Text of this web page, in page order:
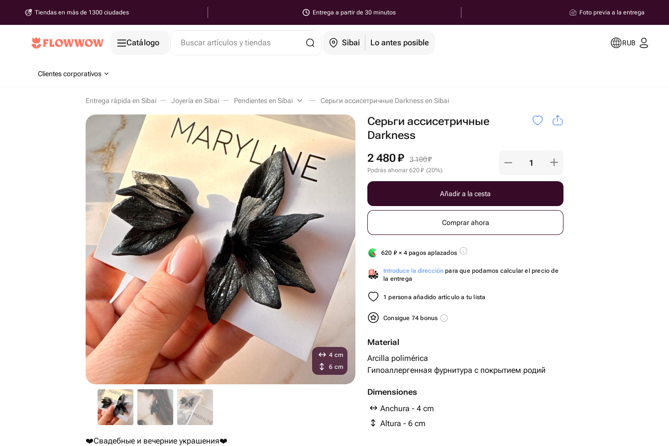
Tiendas en más de 1300 ciudades Entrega a partir de 30 minutos Foto previa a la entrega
Catálogo Buscar artículos y tiendas Sibai Lo antes posible RUB
Clientes corporativos
Entrega rápida en Sibai Joyería en Sibai Pendientes en Sibai Серьги ассисетричные Darkness en Sibai
Серьги ассисетричные
Darkness
2 480₽ 3 100₽
Podrás ahorrar 620₽ (20%)
Añadir a la cesta
Comprar ahora
620 ₽ × 4 pagos aplazados
Introduce la dirección para que podamos calcular el precio de
la entrega
1 persona añadido artículo a tu lista
Consigue 74 bonus
Material
Arcilla polimérica
Гипоаллергенная фурнитура с покрытием родий
Dimensiones
Anchura - 4 cm
Altura - 6 cm
4 cm
6 cm
❤️Свадебные и вечерние украшения❤️